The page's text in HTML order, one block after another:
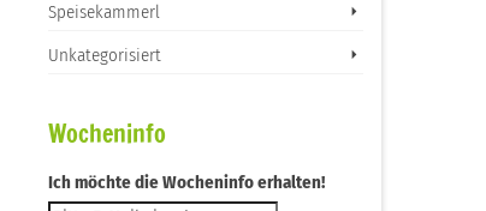
Speisekammerl
Unkategorisiert
Wocheninfo
Ich möchte die Wocheninfo erhalten!